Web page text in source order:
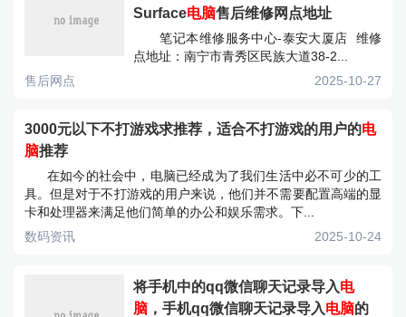
Surface电脑售后维修网点地址
笔记本维修服务中心-泰安大厦店 维修
点地址：南宁市青秀区民族大道38-2...
售后网点
2025-10-27
3000元以下不打游戏求推荐，适合不打游戏的用户的电
脑推荐
在如今的社会中，电脑已经成为了我们生活中必不可少的工
具。但是对于不打游戏的用户来说，他们并不需要配置高端的显
卡和处理器来满足他们简单的办公和娱乐需求。下...
数码资讯
2025-10-24
将手机中的qq微信聊天记录导入电
脑 ，手机qq微信聊天记录导入电脑的